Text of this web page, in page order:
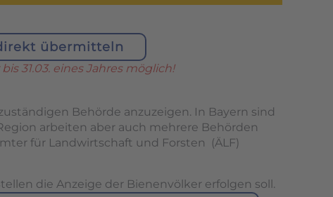
übermitteln
31.03. eines Jahres möglich!
Behörde anzuzeigen. In Bayern sind
arbeiten aber auch mehrere Behörden
für Landwirtschaft und Forsten (ÄLF)
die Anzeige der Bienenvölker erfolgen soll.